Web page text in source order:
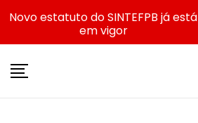
Novo estatuto do SINTEFPB já está
em vigor